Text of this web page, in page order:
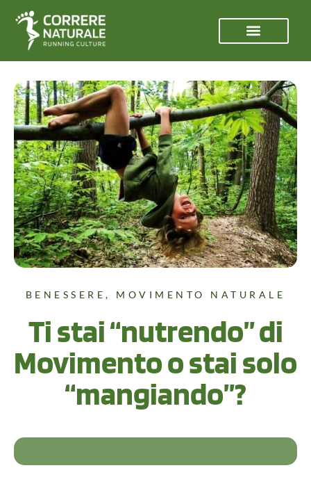
BENESSERE, MOVIMENTO NATURALE
Ti stai “nutrendo” di
Movimento o stai solo
“mangiando”?